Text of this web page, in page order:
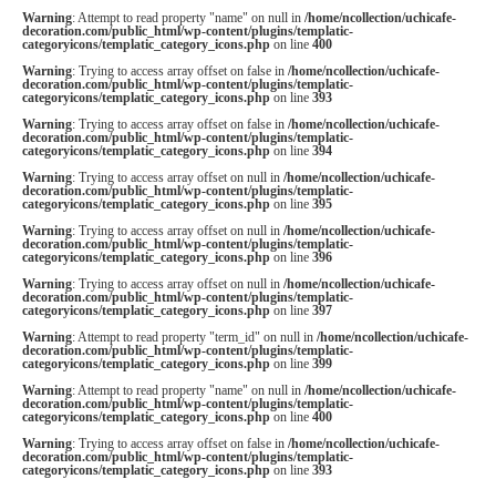
Warning: Attempt to read property "name" on null in /home/ncollection/uchicafe-
decoration.com/public_html/wp-content/plugins/templatic-
categoryicons/templatic_category_icons.phpon line 400
Warning: Trying to access array offset on false in /home/ncollection/uchicafe-
decoration.com/public_html/wp-content/plugins/templatic-
categoryicons/templatic_category_icons.phpon line 393
Warning: Trying to access array offset on false in /home/ncollection/uchicafe-
decoration.com/public_html/wp-content/plugins/templatic-
categoryicons/templatic_category_icons.phpon line 394
Warning: Trying to access array offset on null in /home/ncollection/uchicafe-
decoration.com/public_html/wp-content/plugins/templatic-
categoryicons/templatic_category_icons.phpon line 395
Warning: Trying to access array offset on null in /home/ncollection/uchicafe-
decoration.com/public_html/wp-content/plugins/templatic-
categoryicons/templatic_category_icons.phpon line 396
Warning: Trying to access array offset on null in /home/ncollection/uchicafe-
decoration.com/public_html/wp-content/plugins/templatic-
categoryicons/templatic_category_icons.phpon line 397
Warning: Attempt to read property "term_id" on null in /home/ncollection/uchicafe-
decoration.com/public_html/wp-content/plugins/templatic-
categoryicons/templatic_category_icons.phpon line 399
Warning: Attempt to read property "name" on null in /home/ncollection/uchicafe-
decoration.com/public_html/wp-content/plugins/templatic-
categoryicons/templatic_category_icons.phpon line 400
Warning: Trying to access array offset on false in /home/ncollection/uchicafe-
decoration.com/public_html/wp-content/plugins/templatic-
categoryicons/templatic_category_icons.phpon line 393